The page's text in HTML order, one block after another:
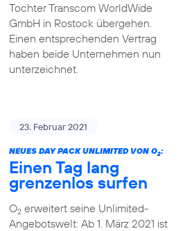
Tochter Transcom WorldWide
GmbH in Rostock übergehen.
Einen entsprechenden Vertrag
haben beide Unternehmen nun
unterzeichnet.
23. Februar 2021
NEUES DAY PACK UNLIMITED VON O2:
Einen Tag lang
grenzenlos surfen
O2erweitert seine Unlimited-
Angebotswelt: Ab 1. März 2021 ist